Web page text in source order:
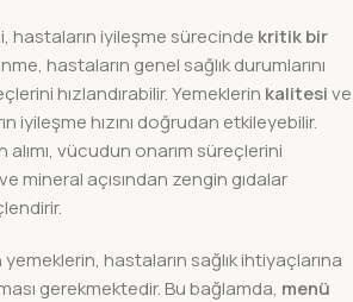
hastaların iyileşme sürecinde kritik bir
hastaların genel sağlık durumlarını
hızlandırabilir. Yemeklerin kalitesive
iyileşme hızını doğrudan etkileyebilir.
vücudun onarım süreçlerini
mineral açısından zengin gıdalar
hastaların sağlık ihtiyaçlarına
gerekmektedir. Bu bağlamda, menü